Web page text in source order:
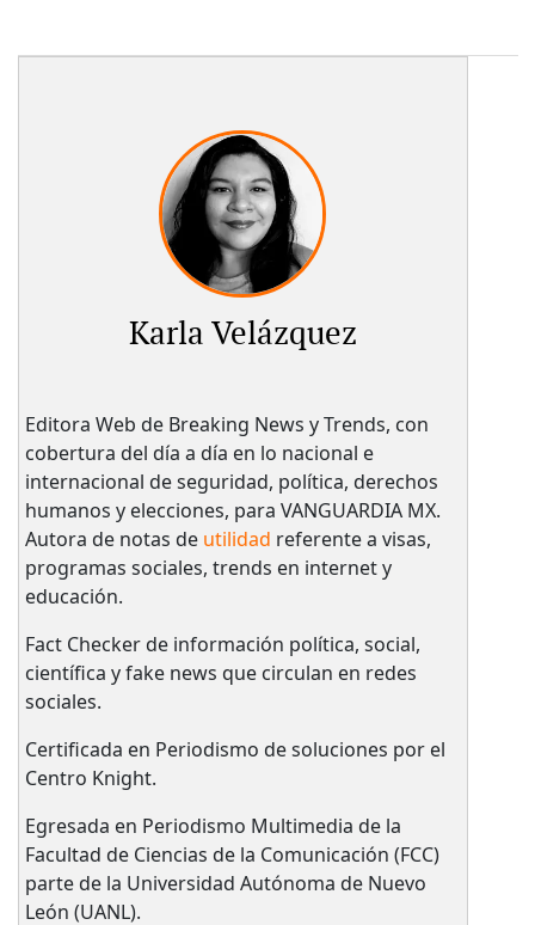
Karla Velázquez
Editora Web de Breaking News y Trends, con
cobertura del día a día en lo nacional e
internacional de seguridad, política, derechos
humanos y elecciones, para VANGUARDIA MX.
Autora de notas de utilidad referente a visas,
programas sociales, trends en internet y
educación.
Fact Checker de información política, social,
científica y fake news que circulan en redes
sociales.
Certificada en Periodismo de soluciones por el
Centro Knight.
Egresada en Periodismo Multimedia de la
Facultad de Ciencias de la Comunicación (FCC)
parte de la Universidad Autónoma de Nuevo
León (UANL).